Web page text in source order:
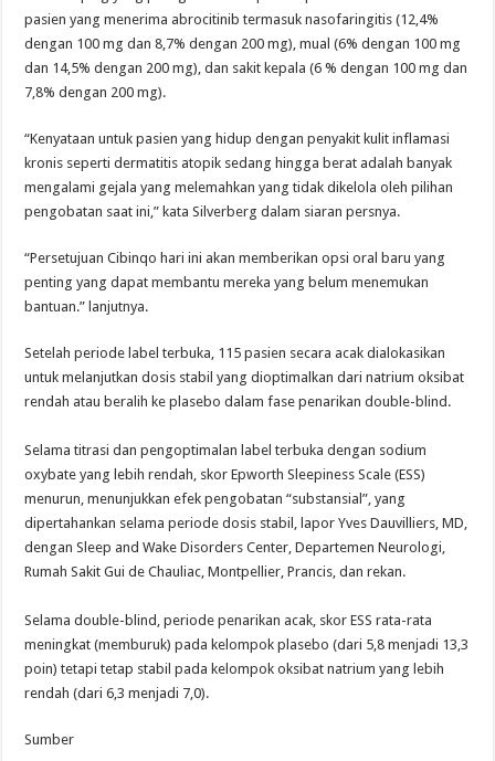
pasien yang menerima abrocitinib termasuk nasofaringitis (12,4%
dengan 100 mg dan 8,7% dengan 200 mg), mual (6% dengan 100 mg
dan 14,5% dengan 200 mg), dan sakit kepala (6 % dengan 100 mg dan
7,8% dengan 200 mg).
“Kenyataan untuk pasien yang hidup dengan penyakit kulit inflamasi
kronis seperti dermatitis atopik sedang hingga berat adalah banyak
mengalami gejala yang melemahkan yang tidak dikelola oleh pilihan
pengobatan saat ini,” kata Silverberg dalam siaran persnya.
“Persetujuan Cibinqo hari ini akan memberikan opsi oral baru yang
penting yang dapat membantu mereka yang belum menemukan
bantuan.” lanjutnya.
Setelah periode label terbuka, 115 pasien secara acak dialokasikan
untuk melanjutkan dosis stabil yang dioptimalkan dari natrium oksibat
rendah atau beralih ke plasebo dalam fase penarikan double-blind.
Selama titrasi dan pengoptimalan label terbuka dengan sodium
oxybate yang lebih rendah, skor Epworth Sleepiness Scale (ESS)
menurun, menunjukkan efek pengobatan “substansial”, yang
dipertahankan selama periode dosis stabil, lapor Yves Dauvilliers, MD,
dengan Sleep and Wake Disorders Center, Departemen Neurologi,
Rumah Sakit Gui de Chauliac, Montpellier, Prancis, dan rekan.
Selama double-blind, periode penarikan acak, skor ESS rata-rata
meningkat (memburuk) pada kelompok plasebo (dari 5,8 menjadi 13,3
poin) tetapi tetap stabil pada kelompok oksibat natrium yang lebih
rendah (dari 6,3 menjadi 7,0).
Sumber